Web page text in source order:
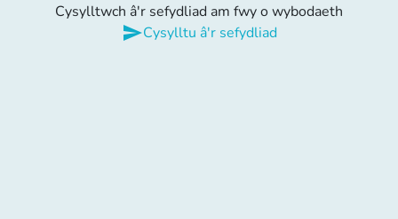
Cysylltwch â'r sefydliad am fwy o wybodaeth
sendCysylltu â'r sefydliad